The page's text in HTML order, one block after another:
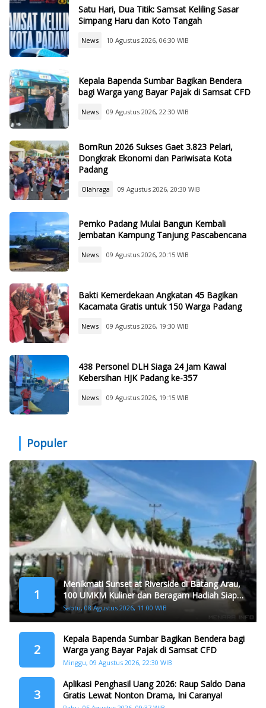
Satu Hari, Dua Titik: Samsat Keliling Sasar
Simpang Haru dan Koto Tangah
News 10 Agustus 2026, 06:30 WIB
Kepala Bapenda Sumbar Bagikan Bendera
bagi Warga yang Bayar Pajak di Samsat CFD
News 09 Agustus 2026, 22:30 WIB
BomRun 2026 Sukses Gaet 3.823 Pelari,
Dongkrak Ekonomi dan Pariwisata Kota
Padang
Olahraga 09 Agustus 2026, 20:30 WIB
Pemko Padang Mulai Bangun Kembali
Jembatan Kampung Tanjung Pascabencana
News 09 Agustus 2026, 20:15 WIB
Bakti Kemerdekaan Angkatan 45 Bagikan
Kacamata Gratis untuk 150 Warga Padang
News 09 Agustus 2026, 19:30 WIB
438 Personel DLH Siaga 24 Jam Kawal
Kebersihan HJK Padang ke-357
News 09 Agustus 2026, 19:15 WIB
Populer
1
Menikmati Sunset at Riverside di Batang Arau,
100 UMKM Kuliner dan Beragam Hadiah Siap
Memanjakan Warga di Momen HJK Padang
Sabtu, 08 Agustus 2026, 11:00 WIB
2
Kepala Bapenda Sumbar Bagikan Bendera bagi
Warga yang Bayar Pajak di Samsat CFD
Minggu, 09 Agustus 2026, 22:30 WIB
3
Aplikasi Penghasil Uang 2026: Raup Saldo Dana
Gratis Lewat Nonton Drama, Ini Caranya!